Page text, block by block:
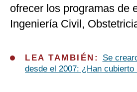
ofrecer los programas de
Ingeniería Civil,
LEA TAMBIÉN: Se
desde el 2007: ¿Han